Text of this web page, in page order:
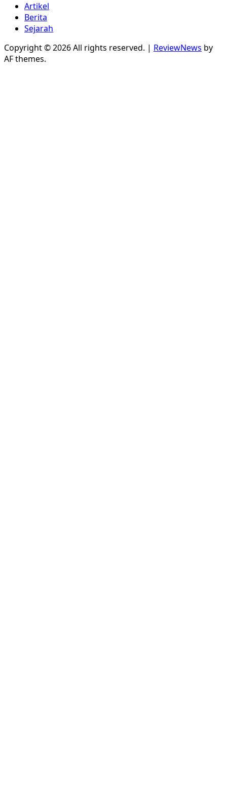
Artikel
Berita
Sejarah
Copyright © 2026 All rights reserved. | ReviewNews by
AF themes.